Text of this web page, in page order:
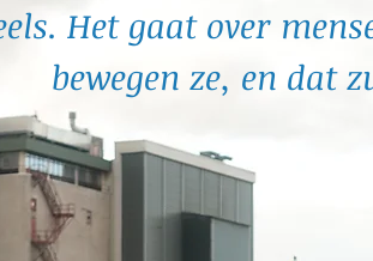
Het gaat over
bewegen ze, en dat